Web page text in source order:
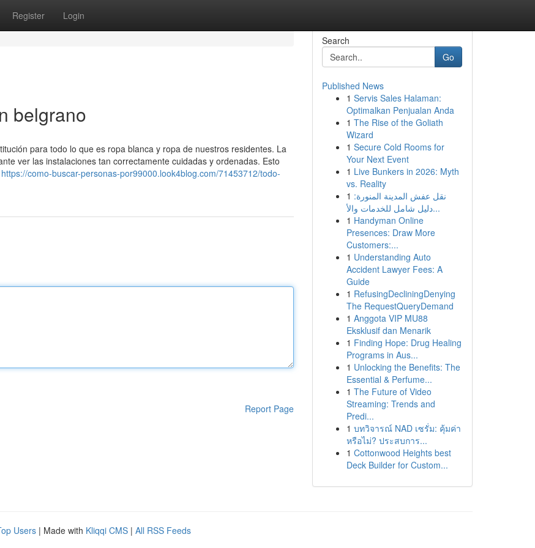
Register Login
belgrano
para todo lo que es ropa blanca y ropa de nuestros residentes. La
ver las instalaciones tan correctamente cuidadas y ordenadas. Esto
https://como-buscar-personas-por99000.look4blog.com/71453712/todo-
Report Page
Search
Go
Published News
1 Servis Sales Halaman:
Optimalkan Penjualan Anda
1 The Rise of the Goliath
Wizard
1 Secure Cold Rooms for
Your Next Event
1 Live Bunkers in 2026: Myth
vs. Reality
1 نقل عفش المدينة المنورة:
دليل شامل للخدمات والأ...
1 Handyman Online
Presences: Draw More
Customers:...
1 Understanding Auto
Accident Lawyer Fees: A
Guide
1 RefusingDecliningDenying
The RequestQueryDemand
1 Anggota VIP MU88
Eksklusif dan Menarik
1 Finding Hope: Drug Healing
Programs in Aus...
1 Unlocking the Benefits: The
Essential & Perfume...
1 The Future of Video
Streaming: Trends and
Predi...
1 บทวิจารณ์ NAD เซรั่ม: คุ้มค่า
หรือไม่? ประสบการ...
1 Cottonwood Heights best
Deck Builder for Custom...
Users | Made with Kliqqi CMS | All RSS Feeds